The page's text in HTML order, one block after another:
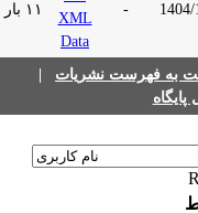
۱۱ بار
به فهرست نشریات|